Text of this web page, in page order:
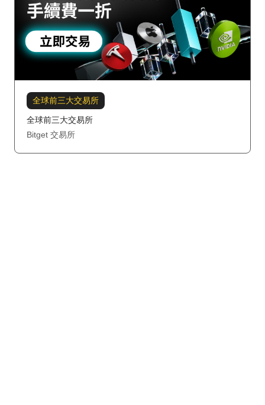
全球前三大交易所
全球前三大交易所
Bitget 交易所